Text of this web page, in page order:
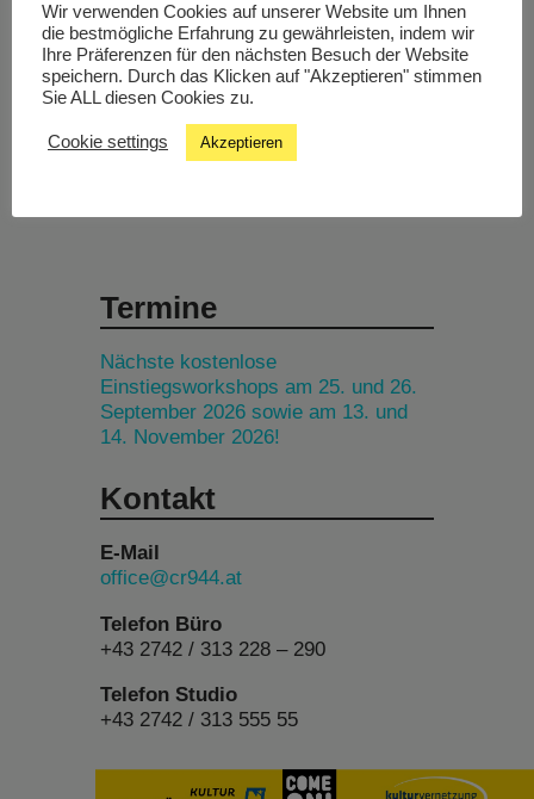
Livestream
Studiochat
Termine
Nächste kostenlose
Einstiegsworkshops am 25. und 26.
September 2026 sowie am 13. und
14. November 2026!
Kontakt
E-Mail
office@cr944.at
Telefon Büro
+43 2742 / 313 228 – 290
Telefon Studio
+43 2742 / 313 555 55
Wir verwenden Cookies auf unserer Website um Ihnen
die bestmögliche Erfahrung zu gewährleisten, indem wir
Ihre Präferenzen für den nächsten Besuch der Website
speichern. Durch das Klicken auf "Akzeptieren" stimmen
Sie ALL diesen Cookies zu.
Cookie settings Akzeptieren